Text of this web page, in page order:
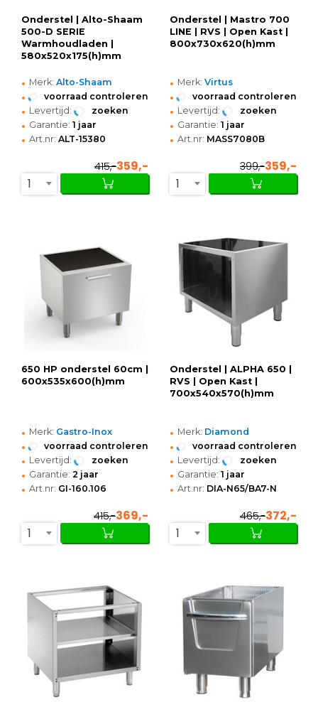
Onderstel | Alto-Shaam
500-D SERIE
Warmhoudladen |
580x520x175(h)mm
• Merk: Alto-Shaam
• voorraad controleren
• Levertijd: zoeken
• Garantie: 1 jaar
• Art.nr: ALT-15380
415,-359,-
1
Onderstel | Mastro 700
LINE | RVS | Open Kast |
800x730x620(h)mm
• Merk: Virtus
• voorraad controleren
• Levertijd: zoeken
• Garantie: 1 jaar
• Art.nr: MASS7080B
399,-359,-
1
650 HP onderstel 60cm |
600x535x600(h)mm
• Merk: Gastro-Inox
• voorraad controleren
• Levertijd: zoeken
• Garantie: 2 jaar
• Art.nr: GI-160.106
415,-369,-
1
Onderstel | ALPHA 650 |
RVS | Open Kast |
700x540x570(h)mm
• Merk: Diamond
• voorraad controleren
• Levertijd: zoeken
• Garantie: 1 jaar
• Art.nr: DIA-N65/BA7-N
465,-372,-
1